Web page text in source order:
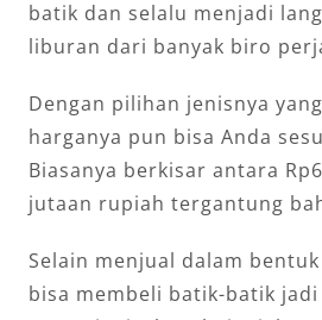
batik dan selalu menjadi
liburan dari banyak biro
Dengan pilihan jenisnya
harganya pun bisa Anda
Biasanya berkisar antara
jutaan rupiah tergantung
Selain menjual dalam
bisa membeli batik-batik